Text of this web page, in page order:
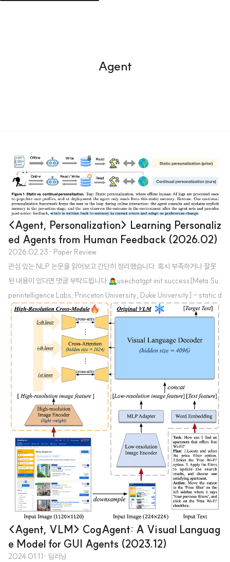
Agent
<Agent, Personalization> Learning Personaliz
ed Agents from Human Feedback (2026.02)
2026.02.23 · Paper Review
관심 있는 NLP 논문을 읽어보고 간단히 정리했습니다. 혹시 부족하거나 잘못
된 내용이 있다면 댓글 부탁드립니다 🙇‍♂️usechatgpt init success[Meta Su
perintelligence Labs, Princeton University, Duke University] - static d
ata에 의존하지 않고 online interaction을 통해 continual personalization
을 수행하는 PAHF 프레임워크 제안 - pre-action clarification과 post-ac
tion feedback이라는 dual feedback channel을 활용하여 explicit per-u
ser memory를 업데이트 - embodied manipulation과 online shop..
<Agent, VLM> CogAgent: A Visual Languag
e Model for GUI Agents (2023.12)
2024.01.11 · 딥러닝